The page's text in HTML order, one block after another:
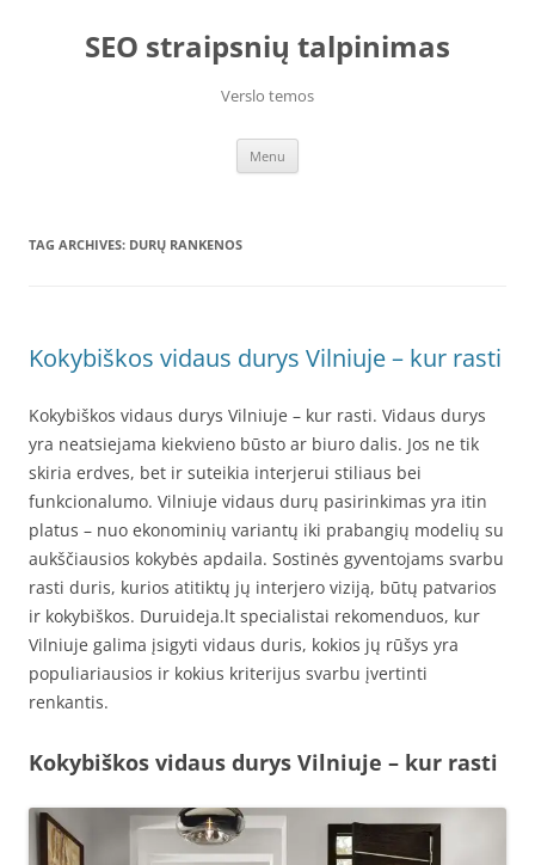
contentSEO straipsnių talpinimas
Verslo temos
Menu
TAG ARCHIVES: DURŲ RANKENOS
Kokybiškos vidaus durys Vilniuje – kur rasti
Kokybiškos vidaus durys Vilniuje – kur rasti. Vidaus durys
yra neatsiejama kiekvieno būsto ar biuro dalis. Jos ne tik
skiria erdves, bet ir suteikia interjerui stiliaus bei
funkcionalumo. Vilniuje vidaus durų pasirinkimas yra itin
platus – nuo ekonominių variantų iki prabangių modelių su
aukščiausios kokybės apdaila. Sostinės gyventojams svarbu
rasti duris, kurios atitiktų jų interjero viziją, būtų patvarios
ir kokybiškos. Duruideja.lt specialistai rekomenduos, kur
Vilniuje galima įsigyti vidaus duris, kokios jų rūšys yra
populiariausios ir kokius kriterijus svarbu įvertinti
renkantis.
Kokybiškos vidaus durys Vilniuje – kur rasti